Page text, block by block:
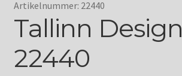
Artikelnummer: 22440
Tallinn Design
22440